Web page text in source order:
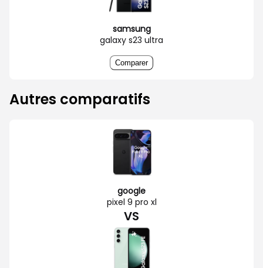
samsung
galaxy s23 ultra
Comparer
Autres comparatifs
google
pixel 9 pro xl
VS